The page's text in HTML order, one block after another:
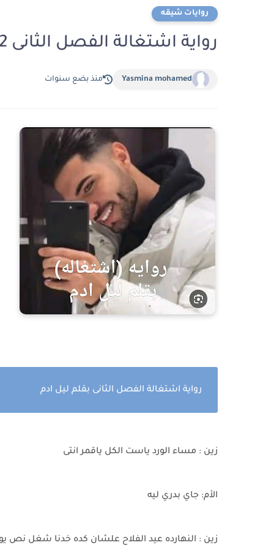
روايات شيقه
رواية اشتغالة الفصل الثانى 2 بقلم ليل ادم
Yasmina mohamed منذ بضع سنوات
رواية اشتغالة الفصل الثانى بقلم ليل ادم
زين : مساء الورد ياست الكل ياقمر انتى
الأم: جاي بدري ليه
زين : النهارده عيد الفلاح علشان كده خدنا شغل نص